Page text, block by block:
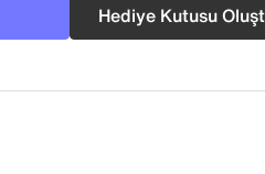
Hediye Kutusu